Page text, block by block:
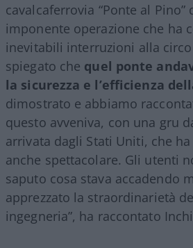
cavalcaferrovia “Ponte al Pino”
imponente operazione che ha
inevitabili interruzioni alla
spiegato che quel ponte
la sicurezza e l’efficienza
dimostrato e abbiamo
questo avveniva, con una gru
arrivata dagli Stati Uniti, che
anche spettacolare. Gli utenti
saputo cosa stava accadendo
apprezzato la straordinarietà
ingegneria”, ha raccontato